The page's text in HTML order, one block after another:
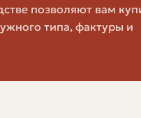
или
позволяют вам
типа, фактуры и